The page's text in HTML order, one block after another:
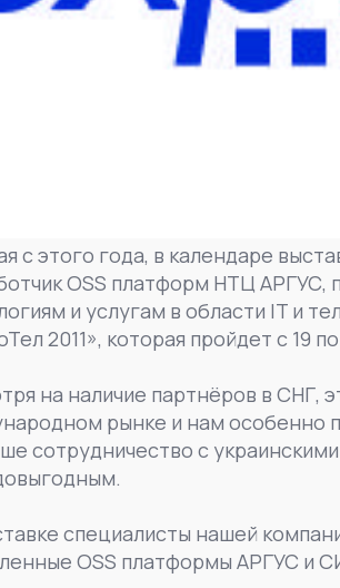
с этого года, в календаре
OSS платформ НТЦ АРГУС,
и услугам в области IT и
2011», которая пройдет с 19
на наличие партнёров в СНГ,
рынке и нам особенно
сотрудничество с
специалисты нашей
OSS платформы АРГУС и